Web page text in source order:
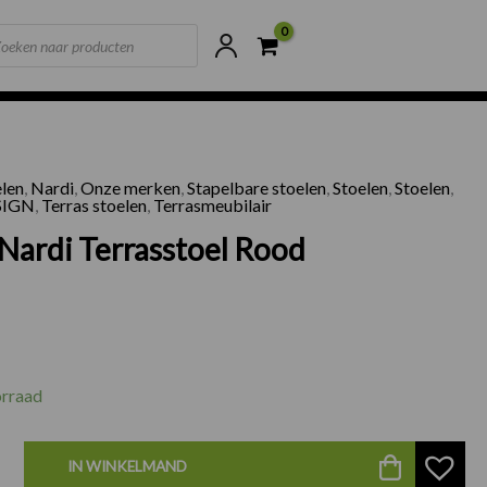
Scherpste prijzen van NL
, Nardi,Onze merken,Stapelbare stoelen,Stoelen,Stoelen,
, Terras stoelen, Terrasmeubilair
Terrasstoel Rood
IN WINKELMAND